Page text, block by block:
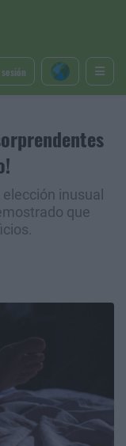
inusual
que